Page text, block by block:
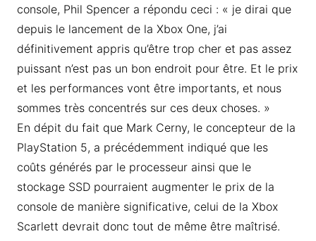
console, Phil Spencer a répondu ceci : « je dirai que
depuis le lancement de la Xbox One, j’ai
définitivement appris qu’être trop cher et pas assez
puissant n’est pas un bon endroit pour être. Et le prix
et les performances vont être importants, et nous
sommes très concentrés sur ces deux choses. »
En dépit du fait que Mark Cerny, le concepteur de la
PlayStation 5, a précédemment indiqué que les
coûts générés par le processeur ainsi que le
stockage SSD pourraient augmenter le prix de la
console de manière significative, celui de la Xbox
Scarlett devrait donc tout de même être maîtrisé.